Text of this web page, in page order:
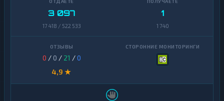
3 097
17 418 / 522 533
1
1 740
0 / 0 / 21 /0
4,9 ★